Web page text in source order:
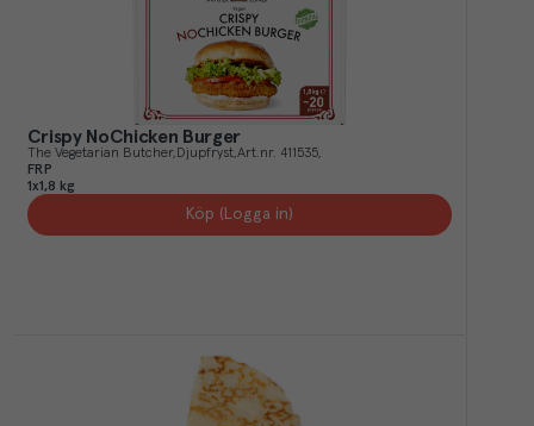
Crispy NoChicken Burger
The Vegetarian Butcher Djupfryst Art.nr. 411535
FRP
1x1,8 kg
Köp (Logga in)